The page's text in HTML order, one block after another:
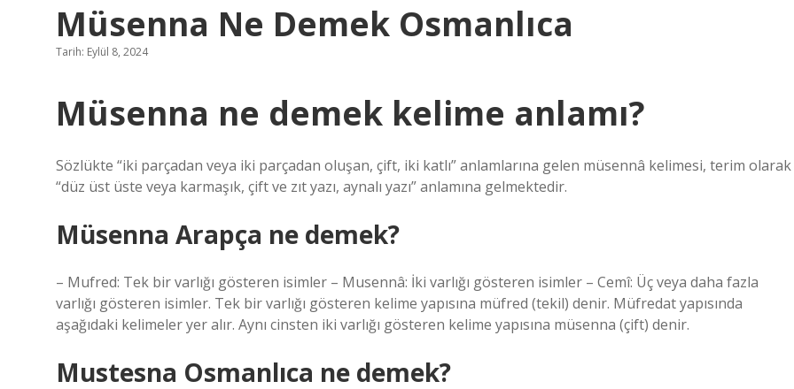
Müsenna Ne Demek Osmanlıca
Tarih: Eylül 8, 2024
Müsenna ne demek kelime anlamı?
Sözlükte “iki parçadan veya iki parçadan oluşan, çift, iki katlı” anlamlarına gelen müsennâ kelimesi, terim olarak
“düz üst üste veya karmaşık, çift ve zıt yazı, aynalı yazı” anlamına gelmektedir.
Müsenna Arapça ne demek?
– Mufred: Tek bir varlığı gösteren isimler – Musennâ: İki varlığı gösteren isimler – Cemî: Üç veya daha fazla
varlığı gösteren isimler. Tek bir varlığı gösteren kelime yapısına müfred (tekil) denir. Müfredat yapısında
aşağıdaki kelimeler yer alır. Aynı cinsten iki varlığı gösteren kelime yapısına müsenna (çift) denir.
Mustesna Osmanlıca ne demek?